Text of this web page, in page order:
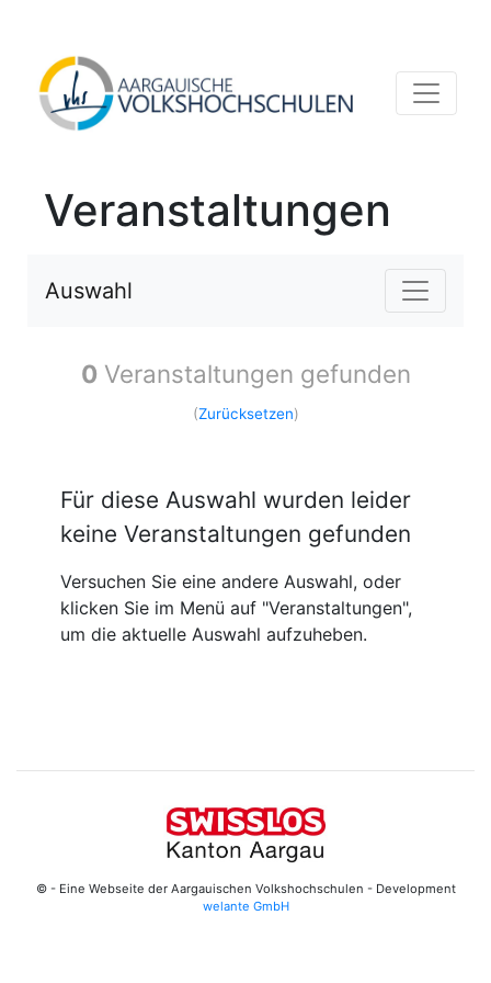
Veranstaltungen
Auswahl
0 Veranstaltungen gefunden
(Zurücksetzen)
Für diese Auswahl wurden leider
keine Veranstaltungen gefunden
Versuchen Sie eine andere Auswahl, oder
klicken Sie im Menü auf "Veranstaltungen",
um die aktuelle Auswahl aufzuheben.
© - Eine Webseite der Aargauischen Volkshochschulen - Development
welante GmbH